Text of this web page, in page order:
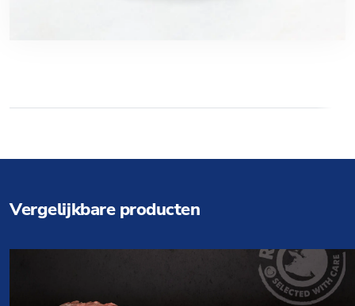
Vergelijkbare producten